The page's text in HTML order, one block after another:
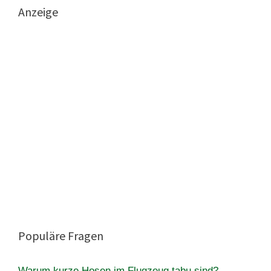
Anzeige
Populäre Fragen